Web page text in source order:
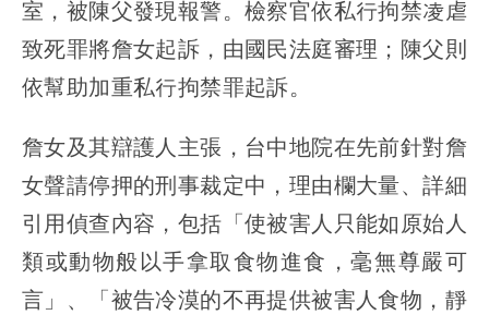
室，被陳父發現報警。檢察官依私行拘禁凌虐
致死罪將詹女起訴，由國民法庭審理；陳父則
依幫助加重私行拘禁罪起訴。
詹女及其辯護人主張，台中地院在先前針對詹
女聲請停押的刑事裁定中，理由欄大量、詳細
引用偵查內容，包括「使被害人只能如原始人
類或動物般以手拿取食物進食，毫無尊嚴可
言」、「被告冷漠的不再提供被害人食物，靜